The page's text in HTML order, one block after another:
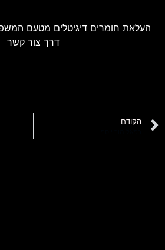
העלאת חומרים דיגיטלים מטעם
דרך צור קשר
הקודם